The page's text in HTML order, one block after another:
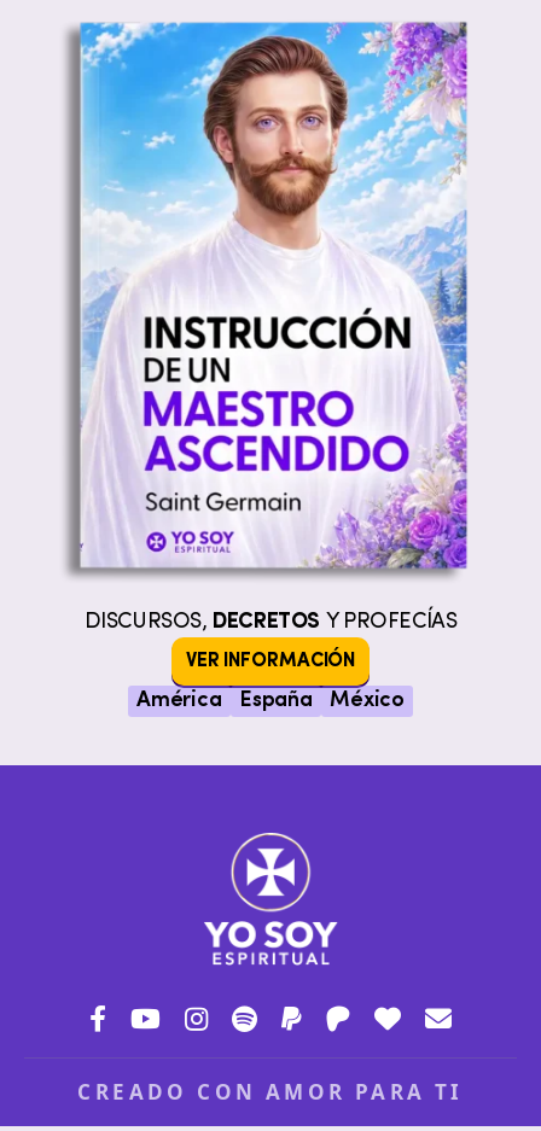
DISCURSOS, DECRETOS Y PROFECÍAS
VER INFORMACIÓN
América España México
CREADO CON AMOR PARA TI